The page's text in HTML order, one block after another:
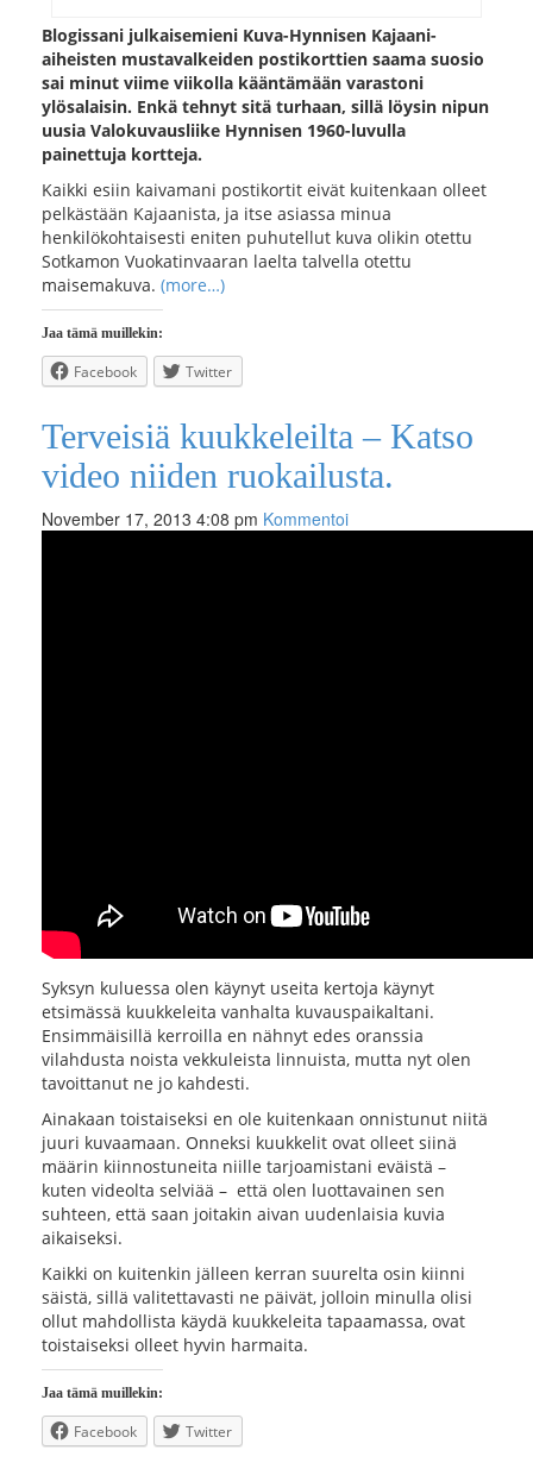
Blogissani julkaisemieni Kuva-Hynnisen Kajaani-
aiheisten mustavalkeiden postikorttien saama suosio
sai minut viime viikolla kääntämään varastoni
ylösalaisin. Enkä tehnyt sitä turhaan, sillä löysin nipun
uusia Valokuvausliike Hynnisen 1960-luvulla
painettuja kortteja.
Kaikki esiin kaivamani postikortit eivät kuitenkaan olleet
pelkästään Kajaanista, ja itse asiassa minua
henkilökohtaisesti eniten puhutellut kuva olikin otettu
Sotkamon Vuokatinvaaran laelta talvella otettu
maisemakuva. (more…)
Jaa tämä muillekin:
Facebook Twitter
Terveisiä kuukkeleilta – Katso
video niiden ruokailusta.
November 17, 2013 4:08 pm Kommentoi
Syksyn kuluessa olen käynyt useita kertoja käynyt
etsimässä kuukkeleita vanhalta kuvauspaikaltani.
Ensimmäisillä kerroilla en nähnyt edes oranssia
vilahdusta noista vekkuleista linnuista, mutta nyt olen
tavoittanut ne jo kahdesti.
Ainakaan toistaiseksi en ole kuitenkaan onnistunut niitä
juuri kuvaamaan. Onneksi kuukkelit ovat olleet siinä
määrin kiinnostuneita niille tarjoamistani eväistä –
kuten videolta selviää – että olen luottavainen sen
suhteen, että saan joitakin aivan uudenlaisia kuvia
aikaiseksi.
Kaikki on kuitenkin jälleen kerran suurelta osin kiinni
säistä, sillä valitettavasti ne päivät, jolloin minulla olisi
ollut mahdollista käydä kuukkeleita tapaamassa, ovat
toistaiseksi olleet hyvin harmaita.
Jaa tämä muillekin:
Facebook Twitter